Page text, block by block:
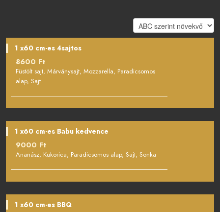
1 x60 cm-es 4sajtos
8600 Ft
Füstölt sajt, Márványsajt, Mozzarella, Paradicsomos
alap, Sajt
1 x60 cm-es Babu kedvence
9000 Ft
Ananász, Kukorica, Paradicsomos alap, Sajt, Sonka
1 x60 cm-es BBQ